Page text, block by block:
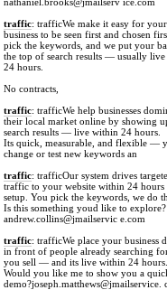
traffic: trafficWe make it easy for your
business to be seen first and chosen
pick the keywords, and we put your
the top of search results — usually
24 hours.
No contracts,
traffic: trafficWe help businesses
their local market online by showing
search results — live within 24 hours.
Its quick, measurable, and flexible —
change or test new keywords an
traffic: trafficOur system drives
traffic to your website within 24 hours
setup. You pick the keywords, we do
Is this something youd like to explore?
andrew.collins@jmailservic e.com
traffic: trafficWe place your business
in front of people already searching
you sell — and its live within 24 hours.
Would you like me to show you a
demo?joseph.matthews@jmailservice.